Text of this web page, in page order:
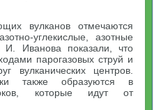
вулканов отмечаются
углекислые, азотные
И. Иванова показали, что
парогазовых струй и
вулканических центров.
также образуются в
которые идут от